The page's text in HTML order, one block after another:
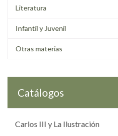
Literatura
Infantil y Juvenil
Otras materias
Catálogos
Carlos III y La Ilustración